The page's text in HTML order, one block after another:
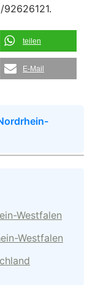
teilen
E-Mail
Westfalen
Westfalen